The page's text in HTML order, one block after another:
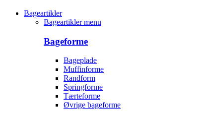
Bageartikler
Bageartikler menu
Bageforme
Bageplade
Muffinforme
Randform
Springforme
Tærteforme
Øvrige bageforme